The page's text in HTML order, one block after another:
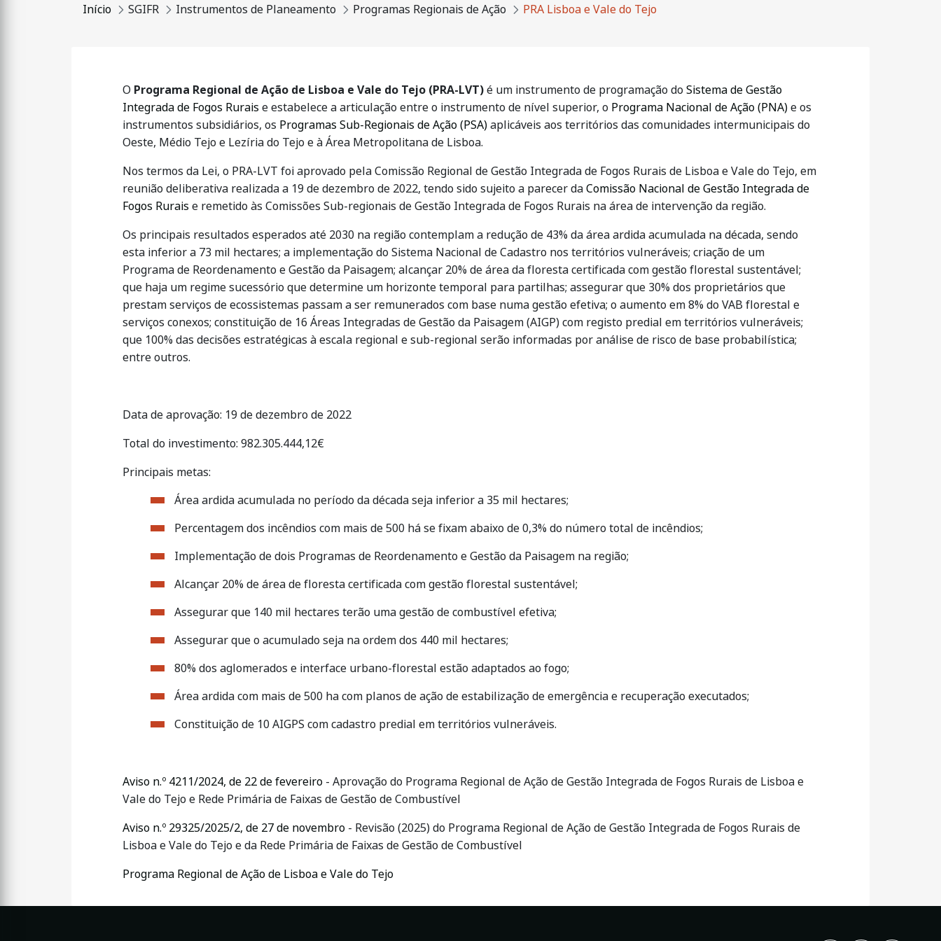
Início SGIFR Instrumentos de Planeamento Programas Regionais de Ação PRA Lisboa e Vale do Tejo
O Programa Regional de Ação de Lisboa e Vale do Tejo (PRA-LVT)é um instrumento de programação doSistema de Gestão
Integrada de Fogos Rurais e estabelece a articulação entre o instrumento de nível superior, o Programa Nacional de Ação (PNA)e os
instrumentos subsidiários, os Programas Sub-Regionais de Ação (PSA)aplicáveis aos territórios das comunidades intermunicipais do
Oeste, Médio Tejo e Lezíria do Tejo e à Área Metropolitana de Lisboa.
Nos termos da Lei, o PRA-LVT foi aprovado pela Comissão Regional de Gestão Integrada de Fogos Rurais de Lisboa e Vale do Tejo, em
reunião deliberativa realizada a 19 de dezembro de 2022, tendo sido sujeito a parecer daComissão Nacional de Gestão Integrada de
Fogos Rurais e remetido às Comissões Sub-regionais de Gestão Integrada de Fogos Rurais na área de intervenção da região.
Os principais resultados esperados até 2030 na região contemplam a redução de 43% da área ardida acumulada na década, sendo
esta inferior a 73 mil hectares; a implementação do Sistema Nacional de Cadastro nos territórios vulneráveis; criação de um
Programa de Reordenamento e Gestão da Paisagem; alcançar 20% de área da floresta certificada com gestão florestal sustentável;
que haja um regime sucessório que determine um horizonte temporal para partilhas; assegurar que 30% dos proprietários que
prestam serviços de ecossistemas passam a ser remunerados com base numa gestão efetiva; o aumento em 8% do VAB florestal e
serviços conexos; constituição de 16 Áreas Integradas de Gestão da Paisagem (AIGP) com registo predial em territórios vulneráveis;
que 100% das decisões estratégicas à escala regional e sub-regional serão informadas por análise de risco de base probabilística;
entre outros.
Data de aprovação: 19 de dezembro de 2022
Total do investimento: 982.305.444,12€
Principais metas:
Área ardida acumulada no período da década seja inferior a 35 mil hectares;
Percentagem dos incêndios com mais de 500 há se fixam abaixo de 0,3% do número total de incêndios;
Implementação de dois Programas de Reordenamento e Gestão da Paisagem na região;
Alcançar 20% de área de floresta certificada com gestão florestal sustentável;
Assegurar que 140 mil hectares terão uma gestão de combustível efetiva;
Assegurar que o acumulado seja na ordem dos 440 mil hectares;
80% dos aglomerados e interface urbano-florestal estão adaptados ao fogo;
Área ardida com mais de 500 ha com planos de ação de estabilização de emergência e recuperação executados;
Constituição de 10 AIGPS com cadastro predial em territórios vulneráveis.
Aviso n.º 4211/2024, de 22 de fevereiro - Aprovação do Programa Regional de Ação de Gestão Integrada de Fogos Rurais de Lisboa e
Vale do Tejo e Rede Primária de Faixas de Gestão de Combustível
Aviso n.º 29325/2025/2, de 27 de novembro - Revisão (2025) do Programa Regional de Ação de Gestão Integrada de Fogos Rurais de
Lisboa e Vale do Tejo e da Rede Primária de Faixas de Gestão de Combustível
Programa Regional de Ação de Lisboa e Vale do Tejo